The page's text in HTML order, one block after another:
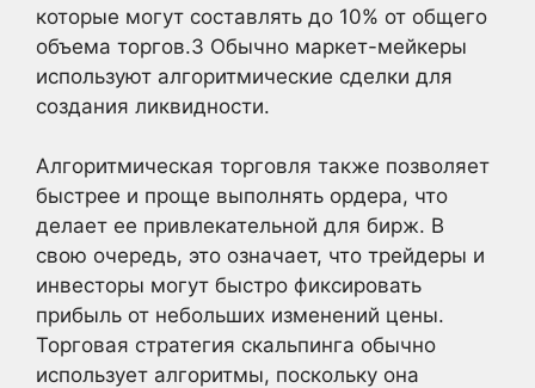
которые могут составлять до 10% от общего
объема торгов.3 Обычно маркет-мейкеры
используют алгоритмические сделки для
создания ликвидности.
Алгоритмическая торговля также позволяет
быстрее и проще выполнять ордера, что
делает ее привлекательной для бирж. В
свою очередь, это означает, что трейдеры и
инвесторы могут быстро фиксировать
прибыль от небольших изменений цены.
Торговая стратегия скальпинга обычно
использует алгоритмы, поскольку она